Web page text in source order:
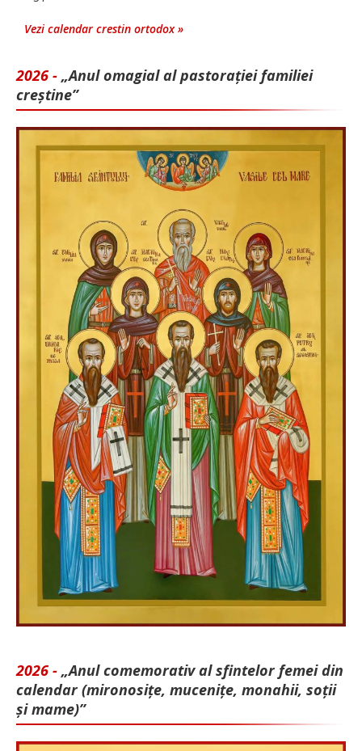
Vezi calendar crestin ortodox »
2026 - „Anul omagial al pastorației familiei
creștine”
2026 - „Anul comemorativ al sfintelor femei din
calendar (mironosițe, mu­cenițe, monahii, soții
și mame)”